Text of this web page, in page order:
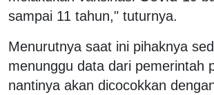
sampai 11 tahun," tuturnya.
Menurutnya saat ini pihaknya
menunggu data dari pemerintah
nantinya akan dicocokkan